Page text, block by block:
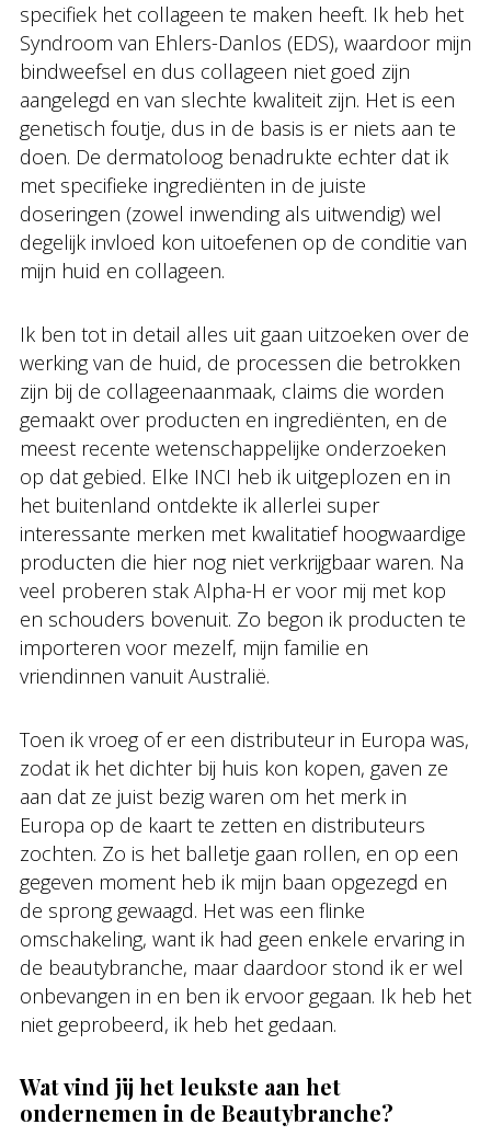
specifiek het collageen te maken heeft. Ik heb het
Syndroom van Ehlers-Danlos (EDS), waardoor mijn
bindweefsel en dus collageen niet goed zijn
aangelegd en van slechte kwaliteit zijn. Het is een
genetisch foutje, dus in de basis is er niets aan te
doen. De dermatoloog benadrukte echter dat ik
met specifieke ingrediënten in de juiste
doseringen (zowel inwending als uitwendig) wel
degelijk invloed kon uitoefenen op de conditie van
mijn huid en collageen.
Ik ben tot in detail alles uit gaan uitzoeken over de
werking van de huid, de processen die betrokken
zijn bij de collageenaanmaak, claims die worden
gemaakt over producten en ingrediënten, en de
meest recente wetenschappelijke onderzoeken
op dat gebied. Elke INCI heb ik uitgeplozen en in
het buitenland ontdekte ik allerlei super
interessante merken met kwalitatief hoogwaardige
producten die hier nog niet verkrijgbaar waren. Na
veel proberen stak Alpha-H er voor mij met kop
en schouders bovenuit. Zo begon ik producten te
importeren voor mezelf, mijn familie en
vriendinnen vanuit Australië.
Toen ik vroeg of er een distributeur in Europa was,
zodat ik het dichter bij huis kon kopen, gaven ze
aan dat ze juist bezig waren om het merk in
Europa op de kaart te zetten en distributeurs
zochten. Zo is het balletje gaan rollen, en op een
gegeven moment heb ik mijn baan opgezegd en
de sprong gewaagd. Het was een flinke
omschakeling, want ik had geen enkele ervaring in
de beautybranche, maar daardoor stond ik er wel
onbevangen in en ben ik ervoor gegaan. Ik heb het
niet geprobeerd, ik heb het gedaan.
Wat vind jij het leukste aan het
ondernemen in de Beautybranche?